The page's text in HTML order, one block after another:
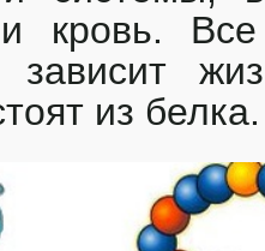
кровь.
зависит
из белка.